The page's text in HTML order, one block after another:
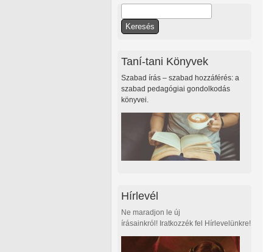
Keresés űrlap
Taní-tani Könyvek
Szabad írás – szabad hozzáférés: a
szabad pedagógiai gondolkodás
könyvei.
Hírlevél
Ne maradjon le új
írásainkról! Iratkozzék fel Hírlevelünkre!